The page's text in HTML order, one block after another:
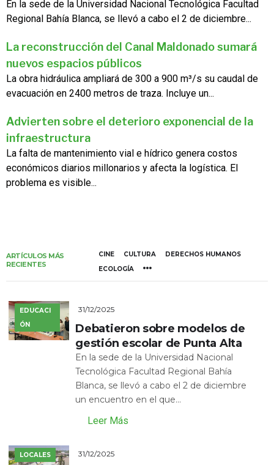
En la sede de la Universidad Nacional Tecnológica Facultad
Regional Bahía Blanca, se llevó a cabo el 2 de diciembre...
La reconstrucción del Canal Maldonado sumará
nuevos espacios públicos
La obra hidráulica ampliará de 300 a 900 m³/s su caudal de
evacuación en 2400 metros de traza. Incluye un...
Advierten sobre el deterioro exponencial de la
infraestructura
La falta de mantenimiento vial e hídrico genera costos
económicos diarios millonarios y afecta la logística. El
problema es visible...
ARTÍCULOS MÁS
RECIENTES
CINE CULTURA
DERECHOS HUMANOS
ECOLOGÍA
EDUCACI
ÓN
31/12/2025
Debatieron sobre modelos de
gestión escolar de Punta Alta
En la sede de la Universidad Nacional
Tecnológica Facultad Regional Bahía
Blanca, se llevó a cabo el 2 de diciembre
un encuentro en el que...
Leer Más
LOCALES 31/12/2025